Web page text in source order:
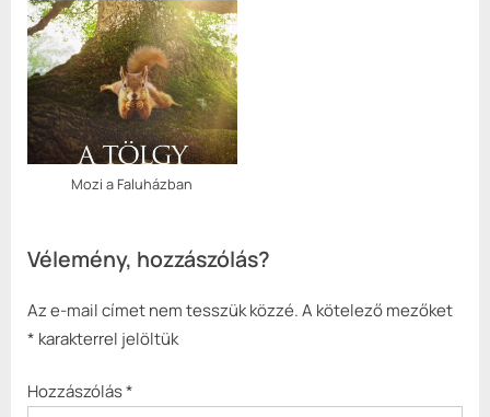
Mozi a Faluházban
Vélemény, hozzászólás?
Az e-mail címet nem tesszük közzé.A kötelező mezőket
* karakterrel jelöltük
Hozzászólás*